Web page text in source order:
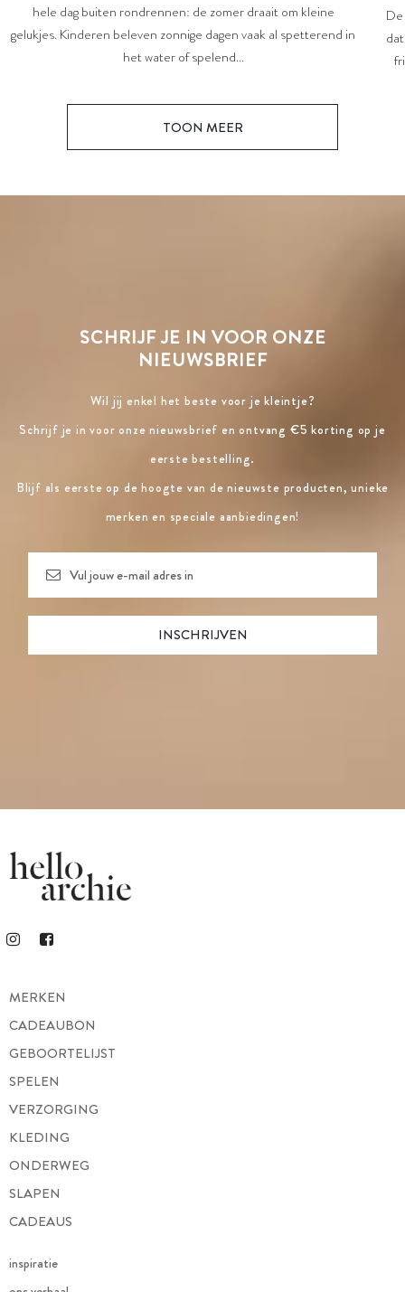
hele dag buiten rondrennen: de zomer draait om kleine
gelukjes. Kinderen beleven zonnige dagen vaak al spetterend in
het water of spelend...
TOON MEER
SCHRIJF JE IN VOOR ONZE
NIEUWSBRIEF
Wil jij enkel het beste voor je kleintje?
Schrijf je in voor onze nieuwsbrief en ontvang €5 korting op je
eerste bestelling.
Blijf als eerste op de hoogte van de nieuwste producten, unieke
merken en speciale aanbiedingen!
MERKEN
CADEAUBON
GEBOORTELIJST
SPELEN
VERZORGING
KLEDING
ONDERWEG
SLAPEN
CADEAUS
inspiratie